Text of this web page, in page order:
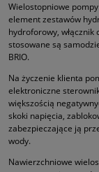
Wielostopniowe
element zestawów
hydroforowy,
stosowane są
BRIO.
Na życzenie klienta
elektroniczne
większością
skoki napięcia,
zabezpieczające ją
wody.
Nawierzchniowe